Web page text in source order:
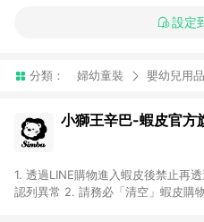
設定
分類： 婦幼童裝 嬰幼兒用品
小獅王辛巴-蝦皮官方
1. 透過LINE購物進入蝦皮後禁止再
認列異常 2. 請務必「清空」蝦皮購